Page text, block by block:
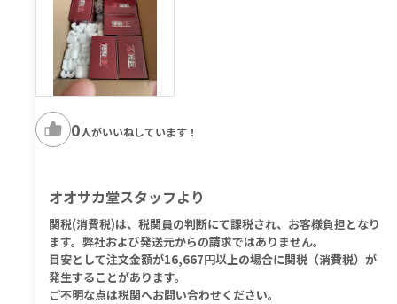
0人がいいねしています！
オオサカ堂スタッフより
関税(消費税)は、税関員の判断にて課税され、お客様負担となり
ます。弊社および発送元からの請求ではありません。
目安として注文金額が16,667円以上の場合に関税（消費税）が
発生することがあります。
ご不明な点は税関へお問い合わせください。